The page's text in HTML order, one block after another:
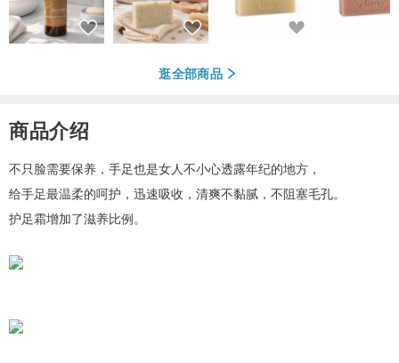
逛全部商品
商品介绍
不只脸需要保养，手足也是女人不小心透露年纪的地方，
给手足最温柔的呵护，迅速吸收，清爽不黏腻，不阻塞毛孔。
护足霜增加了滋养比例。